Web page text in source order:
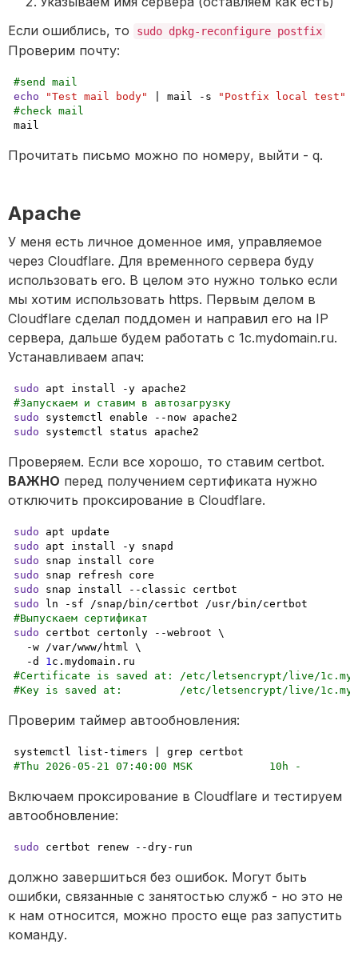
Если ошиблись, то
sudo dpkg-reconfigure postfix
Проверим почту:
#send mail
echo
"Test mail body" | mail -s
"Postfix local test"
#check mail
mail
Прочитать письмо можно по номеру, выйти - q.
Apache
У меня есть личное доменное имя, управляемое
через Cloudflare. Для временного сервера буду
использовать его. В целом это нужно только если
мы хотим использовать https. Первым делом в
Cloudflare сделал поддомен и направил его на IP
сервера, дальше будем работать с 1c.mydomain.ru.
Устанавливаем апач:
sudo
#Запускаем и ставим в автозагрузку
sudo
sudo systemctl status apache2
ВАЖНО перед получением сертификата нужно
отключить проксирование в Cloudflare.
sudo
sudo
sudo
sudo
sudo
sudo
#Выпускаем сертификат
sudo certbot certonly --webroot \
  -w /var/www/html \
-d
1
#Certificate is saved at: /etc/letsencrypt/live/
#Key is saved at:         /etc/letsencrypt/live/
Проверим таймер автообновления:
#Thu 2026-05-21 07:40:00 MSK            10h -
Включаем проксирование в Cloudflare и тестируем
автообновление:
sudo certbot renew --dry-run
должно завершиться без ошибок. Могут быть
ошибки, связанные с занятостью служб - но это не
к нам относится, можно просто еще раз запустить
команду.